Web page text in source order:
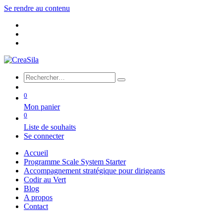
Se rendre au contenu
0
Mon panier
0
Liste de souhaits
Se connecter
Accueil
Programme Scale System Starter
Accompagnement stratégique pour dirigeants
Codir au Vert
Blog
A propos
Contact